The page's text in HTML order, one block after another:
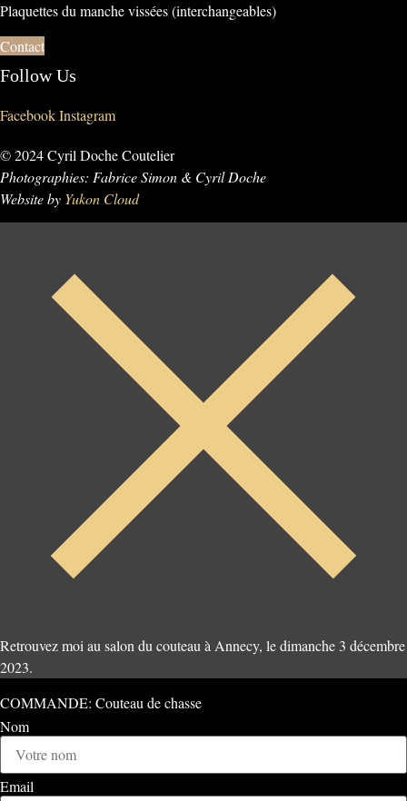
Plaquettes du manche vissées (interchangeables)
Contact
Follow Us
FacebookInstagram
© 2024 Cyril Doche Coutelier
Photographies: Fabrice Simon & Cyril Doche
Website by Yukon Cloud
Retrouvez moi au salon du couteau à Annecy, le dimanche 3 décembre
2023.
COMMANDE: Couteau de chasse
Nom
Email